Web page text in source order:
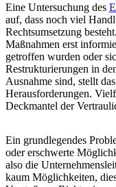
Eine Untersuchung des
auf, dass noch viel
Rechtsumsetzung
Maßnahmen erst
getroffen wurden oder
Restrukturierungen in
Ausnahme sind, stellt
Herausforderungen.
Deckmantel der
Ein grundlegendes
oder erschwerte
also die
kaum Möglichkeiten,